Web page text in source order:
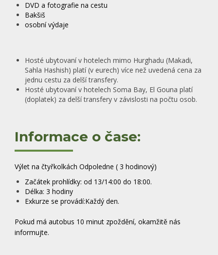
DVD a fotografie na cestu
Bakšiš
osobní výdaje
Hosté ubytovaní v hotelech mimo Hurghadu (Makadi,
Sahla Hashish) platí (v eurech) více než uvedená cena za
jednu cestu za delší transfery.
Hosté ubytovaní v hotelech Soma Bay, El Gouna platí
(doplatek) za delší transfery v závislosti na počtu osob.
Informace o čase:
Výlet na čtyřkolkách Odpoledne ( 3 hodinový)
Začátek prohlídky: od 13/14:00 do 18:00.
Délka: 3 hodiny
Exkurze se provádí:Každý den.
Pokud má autobus 10 minut zpoždění, okamžitě nás
informujte.